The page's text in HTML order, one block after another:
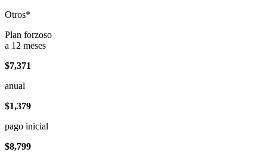
Otros*
Plan forzoso
a 12 meses
$7,371
anual
$1,379
pago inicial
$8,799